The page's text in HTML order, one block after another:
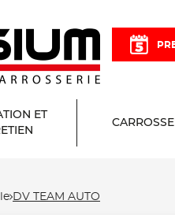
ET
DV TEAM AUTO